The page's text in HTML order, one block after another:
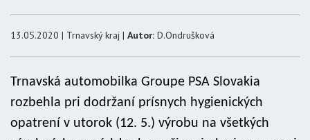
13.05.2020 | Trnavský kraj | Autor: D.Ondrušková
Trnavská automobilka Groupe PSA Slovakia
rozbehla pri dodržaní prísnych hygienických
opatrení v utorok (12. 5.) výrobu na všetkých